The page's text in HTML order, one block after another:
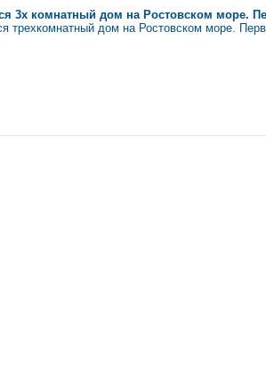
3х комнатный дом на Ростовском море.
трехкомнатный дом на Ростовском море.